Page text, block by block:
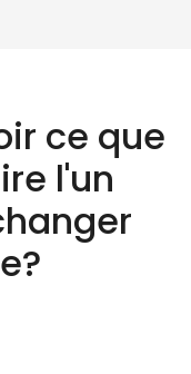
ce que
l'un